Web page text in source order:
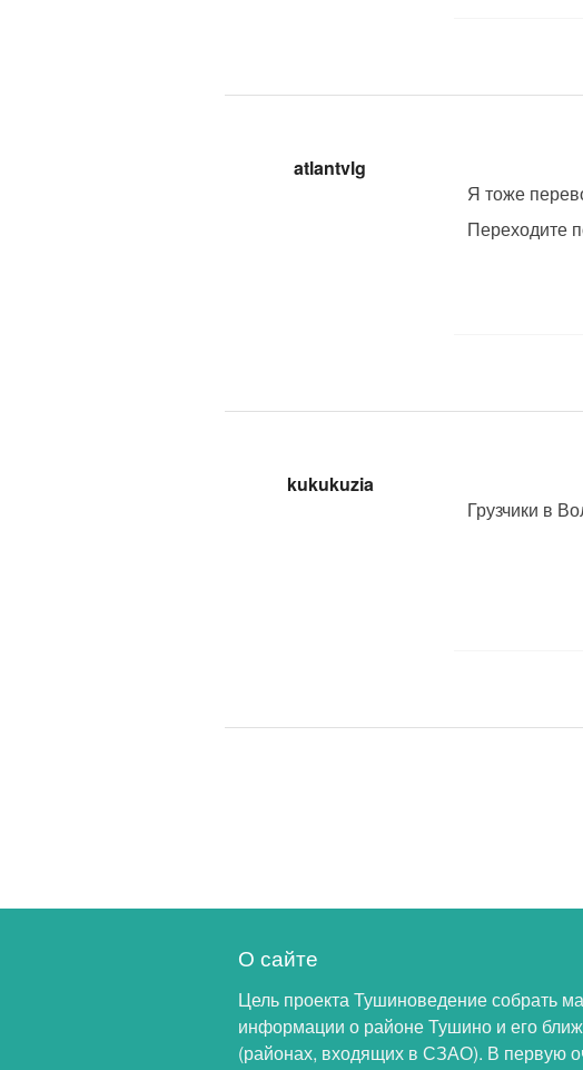
atlantvlg
Я тоже
Переходите
kukukuzia
Грузчики в
О сайте
Цель проекта Тушиноведение собрать
информации о районе Тушино и его
(районах, входящих в СЗАО). В первую